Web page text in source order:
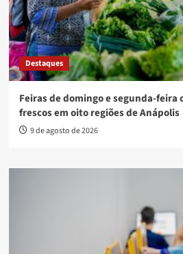
Destaques
Feiras de domingo e segunda-
frescos em oito regiões de Anápolis
9 de agosto de 2026